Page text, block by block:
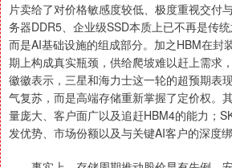
片卖给了对价格敏感度较低、极度重视交付
务器DDR5、企业级SSD本质上已不再是传
而是AI基础设施的组成部分。加之HBM在封
期上构成真实瓶颈，供给爬坡难以赶上需求
徽徽表示，三星和海力士这一轮的超预期表
气复苏，而是高端存储重新掌握了定价权。
量庞大、客户面广以及追赶HBM4的能力；
发优势、市场份额以及与关键AI客户的深度绑